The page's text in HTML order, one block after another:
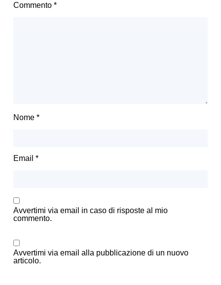
Commento *
Nome *
Email *
Avvertimi via email in caso di risposte al mio
commento.
Avvertimi via email alla pubblicazione di un nuovo
articolo.